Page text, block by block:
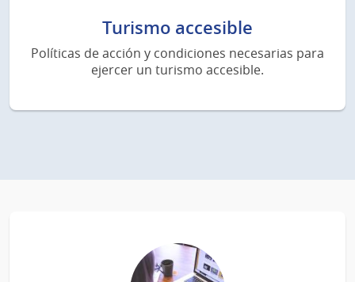
Turismo accesible
Políticas de acción y condiciones necesarias para
ejercer un turismo accesible.